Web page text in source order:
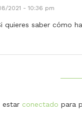
2021 - 10:36 pm
quieres saber cómo
estar conectado para